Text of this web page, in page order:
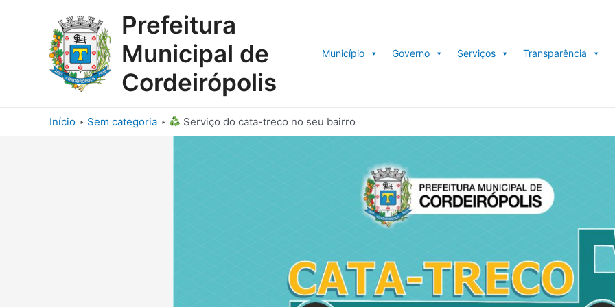
Prefeitura
Municipal de
Cordeirópolis
Município Governo Serviços Transparência
Início Sem categoria Serviço do cata-treco no seu bairro